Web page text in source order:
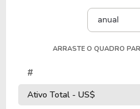
anual
ARRASTE O QUADRO
#
Ativo Total - US$